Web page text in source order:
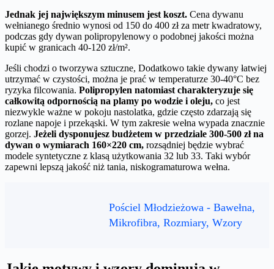
Jednak jej największym minusem jest koszt. Cena dywanu
wełnianego średnio wynosi od 150 do 400 zł za metr kwadratowy,
podczas gdy dywan polipropylenowy o podobnej jakości można
kupić w granicach 40-120 zł/m².
Jeśli chodzi o tworzywa sztuczne, Dodatkowo takie dywany łatwiej
utrzymać w czystości, można je prać w temperaturze 30-40°C bez
ryzyka filcowania. Polipropylen natomiast charakteryzuje się
całkowitą odpornością na plamy po wodzie i oleju, co jest
niezwykle ważne w pokoju nastolatka, gdzie często zdarzają się
rozlane napoje i przekąski. W tym zakresie wełna wypada znacznie
gorzej. Jeżeli dysponujesz budżetem w przedziale 300-500 zł na
dywan o wymiarach 160×220 cm, rozsądniej będzie wybrać
modele syntetyczne z klasą użytkowania 32 lub 33. Taki wybór
zapewni lepszą jakość niż tania, niskogramaturowa wełna.
Pościel Młodzieżowa - Bawełna,
Mikrofibra, Rozmiary, Wzory